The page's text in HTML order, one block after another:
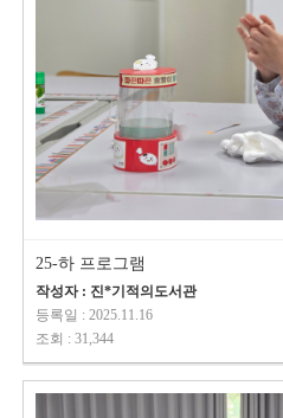
25-하 프로그램
작성자 : 진*기적의도서관
등록일 : 2025.11.16
조회 : 31,344